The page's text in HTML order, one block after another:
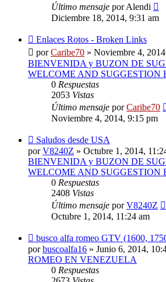
Último mensaje porAlendi
Diciembre 18, 2014, 9:31 am
Nuevo
mensaje
Enlaces Rotos - Broken Links
porCaribe70 » Noviembre 4,
BIENVENIDA y BUZON DE
WELCOME AND SUGGESTION
0 Respuestas
2053 Vistas
Último mensaje porCaribe70
Noviembre 4, 2014, 9:15 pm
Nuevo
mensaje
Saludos desde USA
porV8240Z » Octubre 1, 2014,
BIENVENIDA y BUZON DE
WELCOME AND SUGGESTION
0 Respuestas
2408 Vistas
Último mensaje porV8240Z
Octubre 1, 2014, 11:24 am
Nuevo
mensaje
busco alfa romeo GTV (1600,
porbuscoalfa16 » Junio 6, 2014,
ROMEO EN VENEZUELA
0 Respuestas